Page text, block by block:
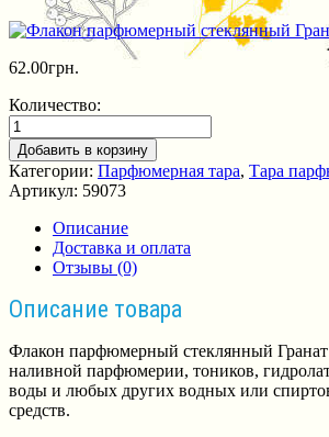
62.00грн.
Количество:
Добавить в корзину
Категории: Парфюмерная тара, Тара
Артикул: 59073
Описание
Доставка и оплата
Отзывы (0)
Описание товара
Флакон парфюмерный стеклянный
наливной парфюмерии, тоников,
воды и любых других водных или
средств.